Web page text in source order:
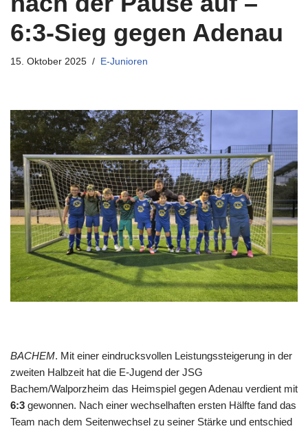
6:3-Sieg gegen Adenau
15. Oktober 2025 E-Junioren
BACHEM. Mit einer eindrucksvollen Leistungssteigerung in der
zweiten Halbzeit hat die E-Jugend der JSG
Bachem/Walporzheim das Heimspiel gegen Adenau verdient mit
6:3 gewonnen. Nach einer wechselhaften ersten Hälfte fand das
Team nach dem Seitenwechsel zu seiner Stärke und entschied